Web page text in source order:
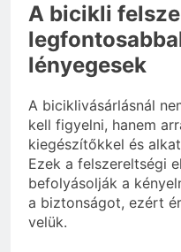
A bicikli
lényegesek
A biciklivásárlásnál
kell figyelni, hanem
kiegészítőkkel és
Ezek a felszereltségi
befolyásolják a
a biztonságot, ezért
velük.